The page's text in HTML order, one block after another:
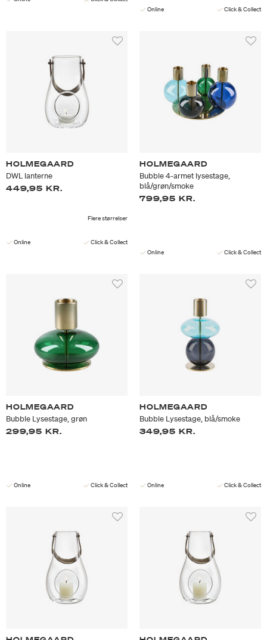
Online Click & Collect
HOLMEGAARD
DWL lanterne
449,95 KR.
Flere størrelser
Online Click & Collect
HOLMEGAARD
Bubble 4-armet lysestage,
blå/grøn/smoke
799,95 KR.
Online Click & Collect
HOLMEGAARD
Bubble Lysestage, grøn
299,95 KR.
Online Click & Collect
HOLMEGAARD
Bubble Lysestage, blå/smoke
349,95 KR.
Online Click & Collect